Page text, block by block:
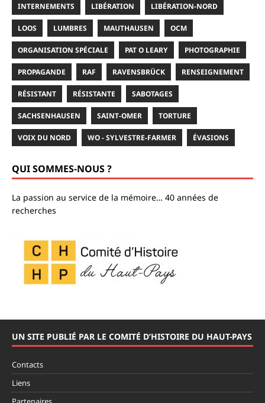
INTERNEMENTS LIBÉRATION LIBÉRATION-NORD
LOOS LUMBRES MAUTHAUSEN OCM
ORGANISATION SPÉCIALE PAT O LEARY PHOTOGRAPHIE
PROPAGANDE RAF RAVENSBRÜCK RENSEIGNEMENT
RÉSISTANT RÉSISTANTE SABOTAGES
SACHSENHAUSEN SAINT-OMER TORTURE
VOIX DU NORD WO - SYLVESTRE-FARMER ÉVASIONS
QUI SOMMES-NOUS ?
La passion au service de la mémoire… 40 années de
recherches
UN SITE PUBLIÉ PAR LE COMITÉ D’HISTOIRE DU HAUT-PAYS
Contacts
Liens